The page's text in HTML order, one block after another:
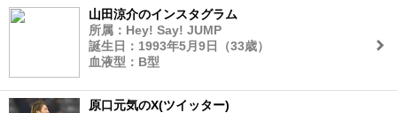
山田涼介のインスタグラム
所属：Hey! Say! JUMP
誕生日：1993年5月9日（33歳）
血液型：B型
原口元気のX(ツイッター)